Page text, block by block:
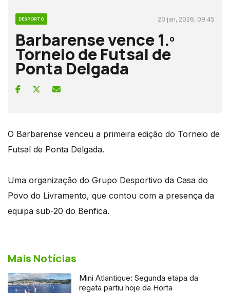
DESPORTO 20 jan, 2026, 09:45
Barbarense vence 1.º
Torneio de Futsal de
Ponta Delgada
O Barbarense venceu a primeira edição do Torneio de
Futsal de Ponta Delgada.
Uma organização do Grupo Desportivo da Casa do
Povo do Livramento, que contou com a presença da
equipa sub-20 do Benfica.
Mais Notícias
Mini Atlantique: Segunda etapa da
regata partiu hoje da Horta